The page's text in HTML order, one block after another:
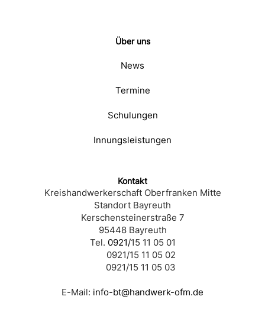
Über uns
News
Termine
Schulungen
Innungsleistungen
Kontakt
Kreishandwerkerschaft Oberfranken Mitte
Standort Bayreuth
Kerschensteinerstraße 7
95448 Bayreuth
Tel. 0921/15 11 05 01
0921/15 11 05 02
0921/15 11 05 03
E-Mail: info-bt@handwerk-ofm.de